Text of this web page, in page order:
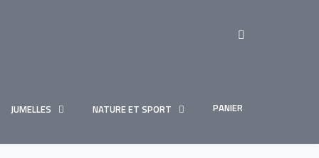
JUMELLES NATURE ET SPORT PANIER